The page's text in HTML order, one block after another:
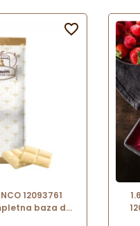
12093761
baza do
